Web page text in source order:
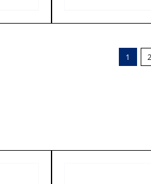
wariantów.
produktu
1 2